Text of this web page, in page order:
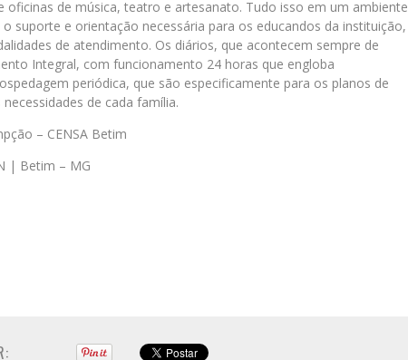
oficinas de música, teatro e artesanato. Tudo isso em um ambiente
suporte e orientação necessária para os educandos da instituição,
de atendimento. Os diários, que acontecem sempre de
Integral, com funcionamento 24 horas que engloba
periódica, que são especificamente para os planos de
de cada família.
– CENSA Betim
| Betim – MG